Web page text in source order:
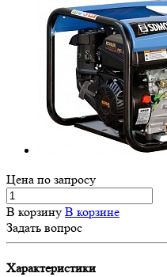
Цена по запросу
В корзину В корзине
Задать вопрос
Характеристики